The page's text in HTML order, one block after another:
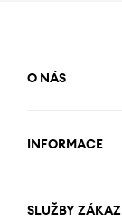
O NÁS
INFORMACE
SLUŽBY